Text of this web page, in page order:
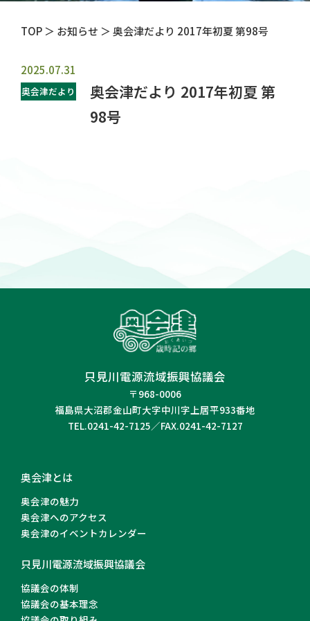
TOP ＞ お知らせ ＞ 奥会津だより 2017年初夏 第98号
2025.07.31
奥会津だより
奥会津だより 2017年初夏 第
98号
只見川電源流域振興協議会
〒968-0006
福島県大沼郡金山町大字中川字上居平933番地
TEL.0241-42-7125／FAX.0241-42-7127
奥会津とは
奥会津の魅力
奥会津へのアクセス
奥会津のイベントカレンダー
只見川電源流域振興協議会
協議会の体制
協議会の基本理念